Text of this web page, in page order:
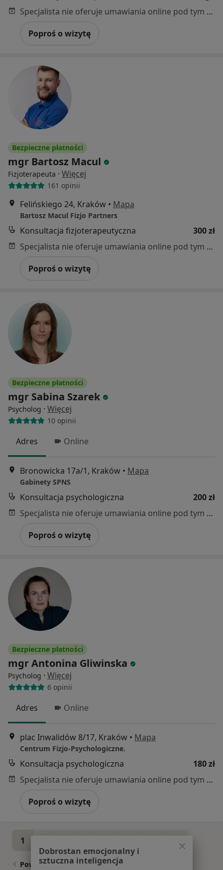
Specjalista nie oferuje umawiania online pod tym adresem.
Poproś o wizytę
Bezpieczne płatności
mgr Bartosz Macul
Fizjoterapeuta · Więcej
161 opinii
Felińskiego 24, Kraków • Mapa
Bartosz Macul Fizjo Partners
Konsultacja fizjoterapeutyczna
300 zł
Specjalista nie oferuje umawiania online pod tym adresem.
Poproś o wizytę
Bezpieczne płatności
mgr Sabina Szarek
Psycholog · Więcej
10 opinii
Adres Online
Bronowicka 17a/1, Kraków • Mapa
Gabinety SPNS
Konsultacja psychologiczna
200 zł
Specjalista nie oferuje umawiania online pod tym adresem.
Poproś o wizytę
Bezpieczne płatności
mgr Antonina Gliwinska
Psycholog · Więcej
6 opinii
Adres Online
plac Inwalidów 8/17, Kraków • Mapa
Centrum Fizjo-Psychologiczne.
Konsultacja psychologiczna
180 zł
Specjalista nie oferuje umawiania online pod tym adresem.
Poproś o wizytę
1
Powiązane wyszukiwania
Dobrostan emocjonalny i
sztuczna inteligencja